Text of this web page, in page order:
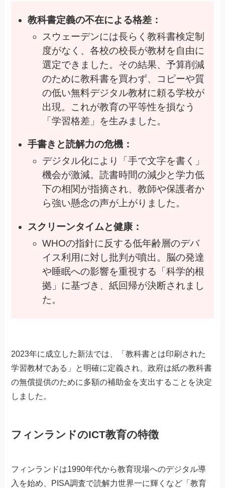
教科書定義の不在による格差：
スウェーデンには長らく教科書検定制
度がなく、各校の校長が教材を自由に
選定できました。その結果、予算削減
のために教科書を買わず、コピーや質
の低い無料デジタル教材に頼る学校が
出現。これが教育の平等性を損なう
「学習格差」を生みました。
手書きと読解力の危機：
デジタル化により「手で文字を書く」
機会が激減。読書時間の減少と学力低
下の相関が指摘され、教師や保護者か
ら強い懸念の声が上がりました。
スクリーンタイムと健康：
WHOの指針に反する低年齢層のデバ
イス利用に対し批判が噴出。脳の発達
や睡眠への影響を重視する「科学的根
拠」に基づき、紙回帰が決断されまし
た。
2023年に成立した新法では、「教科書とは印刷された
学習教材である」と明確に定義され、政府は紙の教科書
の無償提供のために多額の補助金を支出することを決定
しました。
フィンランドのICT教育の特徴
フィンランドは1990年代から教育現場へのデジタル導
入を始め、PISA調査で読解力世界一に輝くなど「教育